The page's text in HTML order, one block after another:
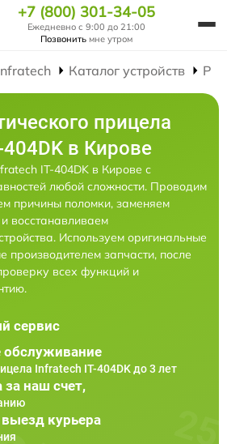
+7 (800) 301-34-05
Ежедневно с 9:00 до 21:00
Позвонить мне утром
Каталог устройств
прицела
в Кирове
IT-404DK в Кирове с
любой сложности. Проводим
причины поломки, заменяем
восстанавливаем
Используем оригинальные
производителем запчасти, после
всех функций и
сервис
обслуживание
Infratech IT-404DK до 3 лет
за наш счет,
курьера